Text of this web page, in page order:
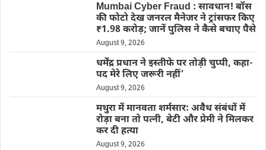
Mumbai Cyber Fraud : सावधान! बॉस
की फोटो देख जनरल मैनेजर ने ट्रांसफर किए
₹1.98 करोड़; जानें पुलिस ने कैसे बचाए पैसे
August 9, 2026
धर्मेंद्र प्रधान ने इस्तीफे पर तोड़ी चुप्पी, कहा-
पद मेरे लिए जरूरी नहीं’
August 9, 2026
मथुरा में मानवता शर्मसार: अवैध संबंधों में
रोड़ा बना तो पत्नी, बेटी और प्रेमी ने मिलकर
कर दी हत्या
August 9, 2026